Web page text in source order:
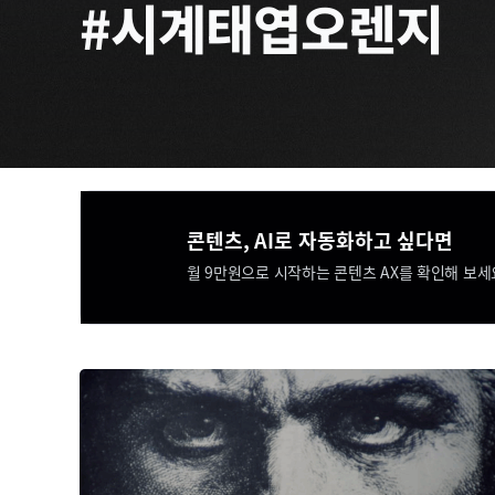
#시계태엽오렌지
콘텐츠, AI로 자동화하고 싶다면​​
월 9만원으로 시작하는 콘텐츠 AX를 확인해 보